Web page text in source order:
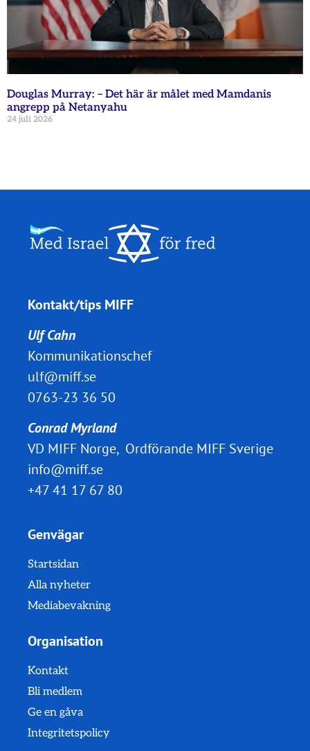
Douglas Murray: – Det här är målet med Mamdanis
angrepp på Netanyahu
24 juli 2026
Kontakt/tips MIFF
Ulf Cahn
Kommunikationschef
ulf@miff.se
0763-23 36 50
Conrad Myrland
VD MIFF Norge, Ordförande MIFF Sverige
info@miff.se
+47 41 17 67 80
Genvägar
Startsidan
Alla nyheter
Mediabevakning
Organisation
Kontakt
Bli medlem
Ge en gåva
Integritetspolicy